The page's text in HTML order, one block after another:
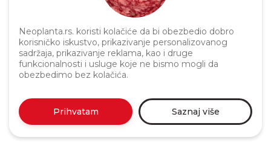
Neoplanta.rs. koristi kolačiće da bi obezbedio dobro
korisničko iskustvo, prikazivanje personalizovanog
sadržaja, prikazivanje reklama, kao i druge
funkcionalnosti i usluge koje ne bismo mogli da
obezbedimo bez kolačića.
Prihvatam Saznaj više
Politika privatnosti